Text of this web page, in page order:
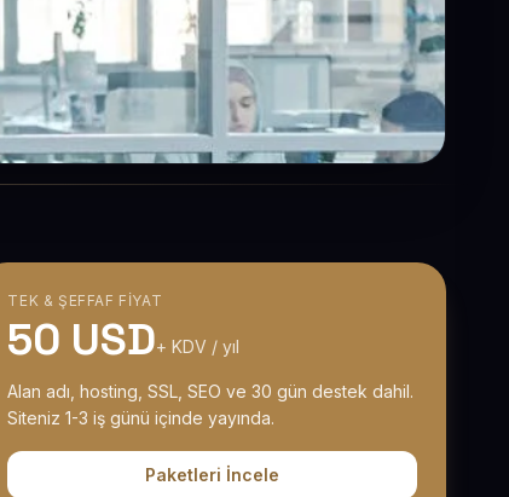
TEK & ŞEFFAF FIYAT
50 USD+ KDV / yıl
Alan adı, hosting, SSL, SEO ve 30 gün destek dahil.
Siteniz 1-3 iş günü içinde yayında.
Paketleri İncele